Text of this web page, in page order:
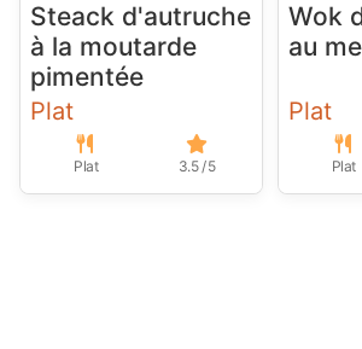
Steack d'autruche
à la moutarde
pimentée
Plat
Plat 3.5 / 5
Wok
au
Plat
Plat